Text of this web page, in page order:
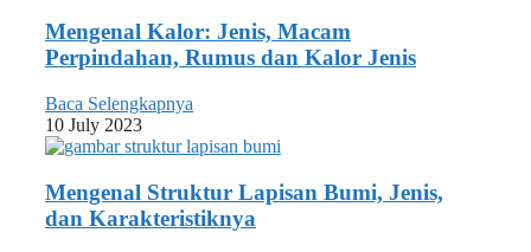
Mengenal Kalor: Jenis, Macam
Perpindahan, Rumus dan Kalor Jenis
Baca Selengkapnya
10 July 2023
Mengenal Struktur Lapisan Bumi, Jenis,
dan Karakteristiknya